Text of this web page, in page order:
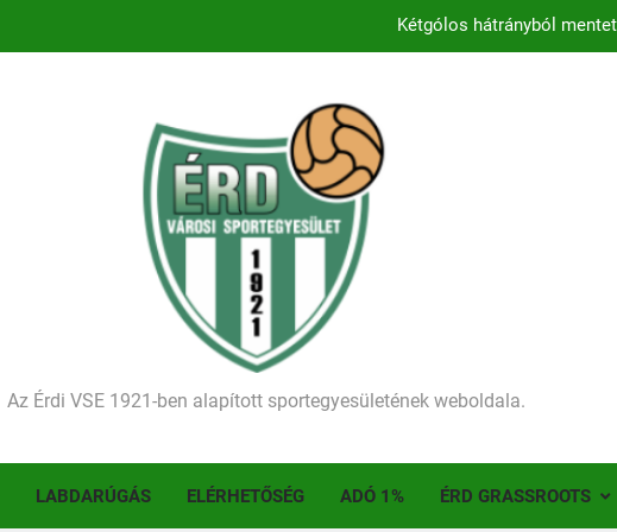
Kétgólos hátrányból
Történelmet írt az I. Érdi Football Fesztivál – több mint 200
Ellenfelünk visszalépése miatt játék nélkül jutottunk
Kezdődik a 2026–2027-es szezon –
Történelmet írt az I. Érdi Football Fesztivál – több mint 200
Az Érdi VSE 1921-ben alapított sportegyesületének weboldala.
LABDARÚGÁS ELÉRHETŐSÉG ADÓ 1% ÉRD GRASSROOTS